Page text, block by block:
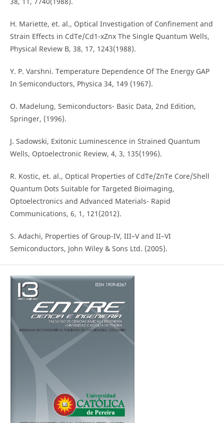
H. Mariette, et. al., Optical Investigation of Confinement and
Strain Effects in CdTe/Cd1-xZnx The Single Quantum Wells,
Physical Review B, 38, 17, 1243(1988).
Y. P. Varshni. Temperature Dependence Of The Energy GAP
In Semiconductors, Physica 34, 149 (1967).
O. Madelung, Semiconductors- Basic Data, 2nd Edition,
Springer, (1996).
J. Sadowski, Exitonic Luminescence in Strained Quantum
Wells, Optoelectronic Review, 4, 3, 135(1996).
R. Kostic, et. al., Optical Properties of CdTe/ZnTe Core/Shell
Quantum Dots Suitable for Targeted Bioimaging,
Optoelectronics and Advanced Materials- Rapid
Communications, 6, 1, 121(2012).
S. Adachi, Properties of Group-IV, III–V and II–VI
Semiconductors, John Wiley & Sons Ltd. (2005).